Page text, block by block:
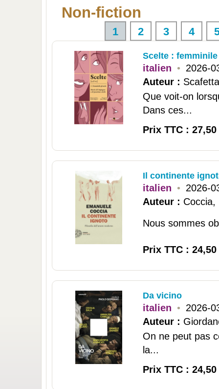
Non-fiction
1 2 3 4
Scelte :
italien • 2026-
Auteur :
Que voit-on
Dans ces...
Prix TTC : 27,50
Il continente
italien • 2026-
Auteur : Coccia,
Nous sommes
Prix TTC : 24,50
Da vicino
italien • 2026-
Auteur :
On ne peut pas
la...
Prix TTC : 24,50